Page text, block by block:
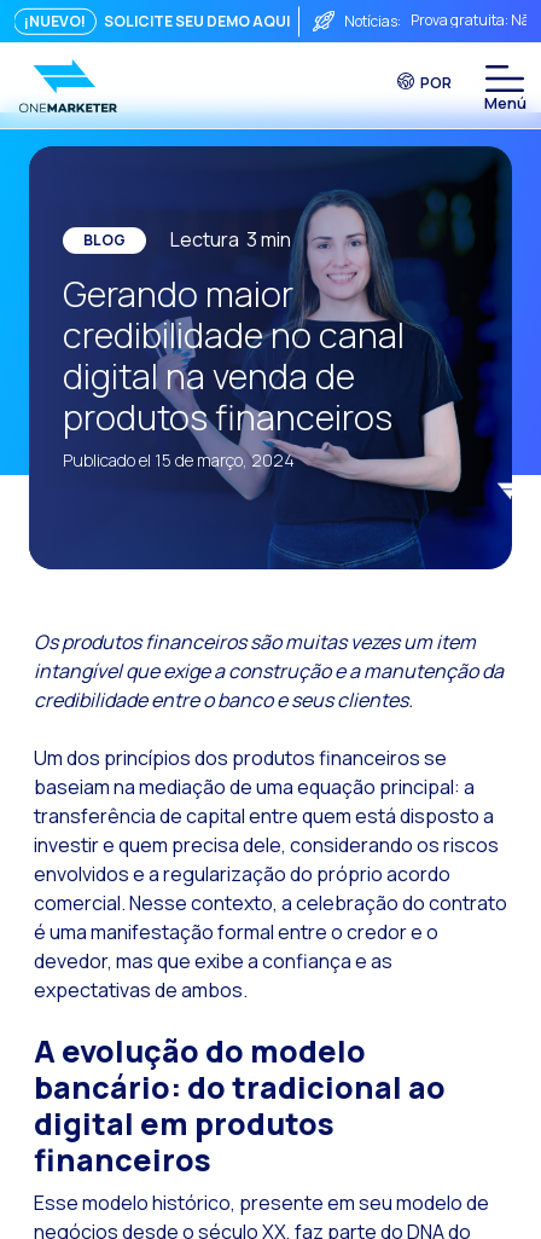
¡NUEVO! SOLICITE SEU DEMO AQUI Notícias: Prova gratuita:
Touchpoints: A
Do chat à
A conversa
Integrar não é
O ROI de uma
Conversational
WhatsApp não é
O fim do funil
Maximizando o
Como um
Da Conversa à
Comércio
Funcionalidades-
Canal de Voz
História e impacto
WhatsApp
Recarting: A
Segurança no
Atendimento ao
Inteligência
POR
BLOG Lectura 3min
Gerando maior
credibilidade no canal
digital na venda de
produtos financeiros
Publicado el 15 de março, 2024
Os produtos financeiros são muitas vezes um item
intangível que exige a construção e a manutenção da
credibilidade entre o banco e seus clientes.
Um dos princípios dos produtos financeiros se
baseiam na mediação de uma equação principal: a
transferência de capital entre quem está disposto a
investir e quem precisa dele, considerando os riscos
envolvidos e a regularização do próprio acordo
comercial. Nesse contexto, a celebração do contrato
é uma manifestação formal entre o credor e o
devedor, mas que exibe a confiança e as
expectativas de ambos.
A evolução do modelo
bancário: do tradicional ao
digital em produtos
financeiros
Esse modelo histórico, presente em seu modelo de
negócios desde o século XX, faz parte do DNA do